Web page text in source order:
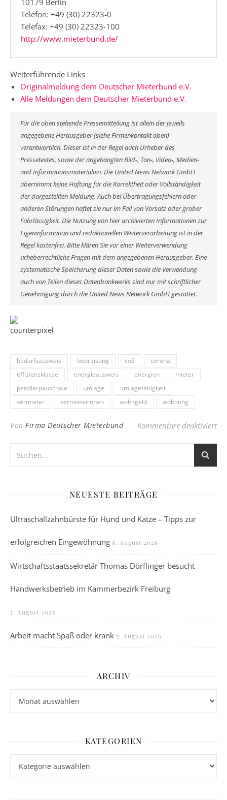
10179 Berlin
Telefon: +49 (30) 22323-0
Telefax: +49 (30) 22323-100
http://www.mieterbund.de/
Weiterführende Links
Originalmeldung dem Deutscher Mieterbund e.V.
Alle Meldungen dem Deutscher Mieterbund e.V.
Für die oben stehende Pressemitteilung ist allein der jeweils
angegebene Herausgeber (siehe Firmenkontakt oben)
verantwortlich. Dieser ist in der Regel auch Urheber des
Pressetextes, sowie der angehängten Bild-, Ton-, Video-, Medien-
und Informationsmaterialien. Die United News Network GmbH
übernimmt keine Haftung für die Korrektheit oder Vollständigkeit
der dargestellten Meldung. Auch bei Übertragungsfehlern oder
anderen Störungen haftet sie nur im Fall von Vorsatz oder grober
Fahrlässigkeit. Die Nutzung von hier archivierten Informationen zur
Eigeninformation und redaktionellen Weiterverarbeitung ist in der
Regel kostenfrei. Bitte klären Sie vor einer Weiterverwendung
urheberrechtliche Fragen mit dem angegebenen Herausgeber. Eine
systematische Speicherung dieser Daten sowie die Verwendung
auch von Teilen dieses Datenbankwerks sind nur mit schriftlicher
Genehmigung durch die United News Network GmbH gestattet.
bedarfsausweis bepreisung co2
corona
effizienzklasse
energieausweis energien
mieter
pendlerpauschale
umlage
umlagefähigkeit
vermieter
vermieterinnen wohngeld wohnung
Von Firma Deutscher Mieterbund Kommentare deaktiviertfür
NEUESTE BEITRÄGE
Ultraschallzahnbürste für Hund und Katze – Tipps zur
erfolgreichen Eingewöhnung 8. August 2026
Wirtschaftsstaatssekretär Thomas Dörflinger besucht
Handwerksbetrieb im Kammerbezirk Freiburg
7. August 2026
Arbeit macht Spaß oder krank 7. August 2026
ARCHIV
KATEGORIEN